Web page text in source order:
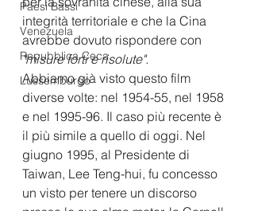
Paesi Bassi
Venezuela
Repubblica Ceca
Lussemburgo
integrità territoriale e che la Cina
avrebbe dovuto rispondere con
"misure forti e risolute".
Abbiamo già visto questo film
diverse volte: nel 1954-55, nel 1958
e nel 1995-96. Il caso più recente è
il più simile a quello di oggi. Nel
giugno 1995, al Presidente di
Taiwan, Lee Teng-hui, fu concesso
un visto per tenere un discorso